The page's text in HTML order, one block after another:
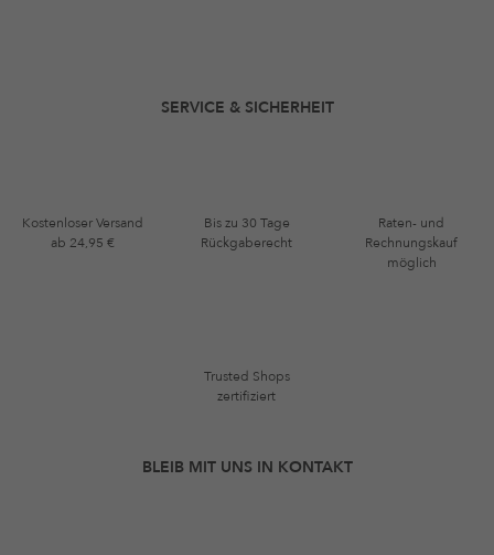
SERVICE & SICHERHEIT
Kostenloser Versand
ab 24,95 €
Bis zu 30 Tage
Rückgaberecht
Raten- und
Rechnungskauf
möglich
Trusted Shops
zertifiziert
BLEIB MIT UNS IN KONTAKT